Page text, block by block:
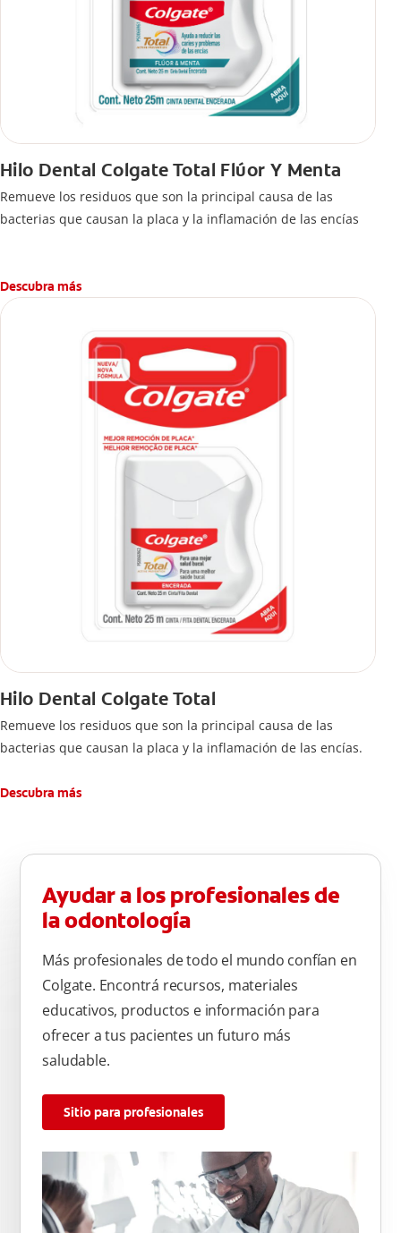
Hilo Dental Colgate Total Flúor Y Menta
Remueve los residuos que son la principal causa de las
bacterias que causan la placa y la inflamación de las encías
Descubra más
Hilo Dental Colgate Total
Remueve los residuos que son la principal causa de las
bacterias que causan la placa y la inflamación de las encías.
Descubra más
Ayudar a los profesionales de
la odontología
Más profesionales de todo el mundo confían en
Colgate. Encontrá recursos, materiales
educativos, productos e información para
ofrecer a tus pacientes un futuro más
saludable.
Sitio para profesionales